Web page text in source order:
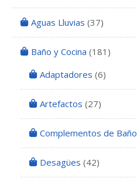
Aguas Lluvias (37)
Baño y Cocina (181)
Adaptadores (6)
Artefactos (27)
Complementos de Baño
Desagües (42)